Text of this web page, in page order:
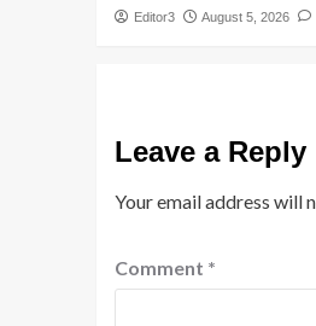
Editor3 August 5, 2026
Leave a Reply
Your email address will
Comment *